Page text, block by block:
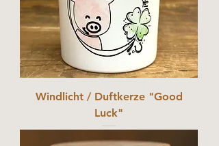
Windlicht / Duftkerze "Good
Luck"